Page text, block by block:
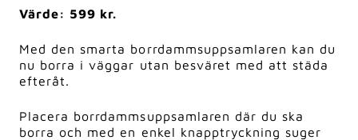
Värde: 599 kr.
Med den smarta borrdammsuppsamlaren kan du
nu borra i väggar utan besväret med att städa
efteråt.
Placera borrdammsuppsamlaren där du ska
borra och med en enkel knapptryckning suger